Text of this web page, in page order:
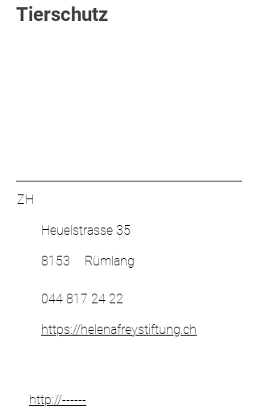
Tierschutz
ZH
Heuelstrasse 35
8153
Rümlang
044 817 24 22
https://helenafreystiftung.ch
http://------